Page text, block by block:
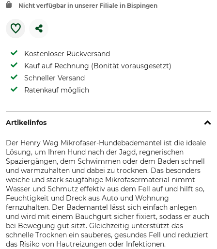
Nicht verfügbar in unserer Filiale in Bispingen
Kostenloser Rückversand
Kauf auf Rechnung (Bonität vorausgesetzt)
Schneller Versand
Ratenkauf möglich
Artikelinfos
Der Henry Wag Mikrofaser-Hundebademantel ist die ideale
Lösung, um Ihren Hund nach der Jagd, regnerischen
Spaziergängen, dem Schwimmen oder dem Baden schnell
und warmzuhalten und dabei zu trocknen. Das besonders
weiche und stark saugfähige Mikrofasermaterial nimmt
Wasser und Schmutz effektiv aus dem Fell auf und hilft so,
Feuchtigkeit und Dreck aus Auto und Wohnung
fernzuhalten. Der Bademantel lässt sich einfach anlegen
und wird mit einem Bauchgurt sicher fixiert, sodass er auch
bei Bewegung gut sitzt. Gleichzeitig unterstützt das
schnelle Trocknen ein sauberes, gesundes Fell und reduziert
das Risiko von Hautreizungen oder Infektionen.